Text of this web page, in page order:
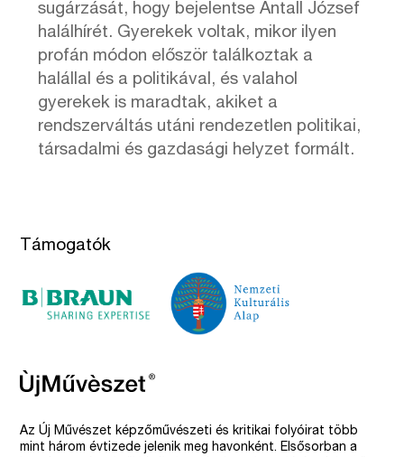
sugárzását, hogy bejelentse Antall József
halálhírét. Gyerekek voltak, mikor ilyen
profán módon először találkoztak a
halállal és a politikával, és valahol
gyerekek is maradtak, akiket a
rendszerváltás utáni rendezetlen politikai,
társadalmi és gazdasági helyzet formált.
Támogatók
Az Új Művészet képzőművészeti és kritikai folyóirat több
mint három évtizede jelenik meg havonként. Elsősorban a